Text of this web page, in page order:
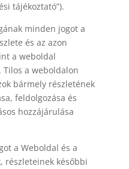
tájékoztató”).
minden jogot a
és az azon
a weboldal
a weboldalon
bármely részletének
feldolgozása és
hozzájárulása
a Weboldal és a
részleteinek későbbi